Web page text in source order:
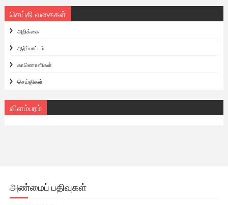
செய்தி வகைகள்
அறிக்கை
ஆர்ப்பாட்டம்
காணொளிகள்
செய்திகள்
விளம்பரம்
அண்மைப் பதிவுகள்